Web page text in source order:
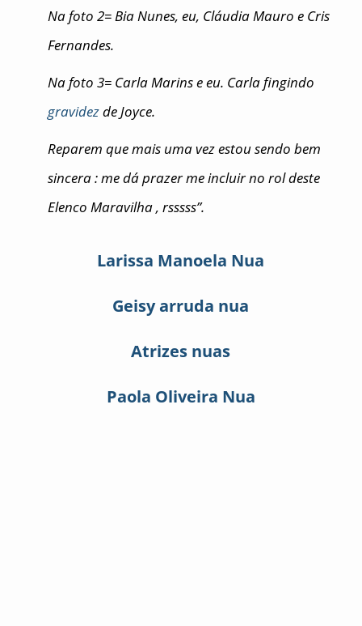
Na foto 2= Bia Nunes, eu, Cláudia Mauro e Cris
Fernandes.
Na foto 3= Carla Marins e eu. Carla fingindo
gravidezde Joyce.
Reparem que mais uma vez estou sendo bem
sincera : me dá prazer me incluir no rol deste
Elenco Maravilha , rsssss”.
Larissa Manoela Nua
Geisy arruda nua
Atrizes nuas
Paola Oliveira Nua